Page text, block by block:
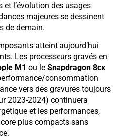
l’évolution des usages
majeures se dessinent
de demain.
atteint aujourd’hui
Les processeurs gravés en
M1 ou le Snapdragon 8cx
consommation
vers des gravures toujours
2023-2024) continuera
et les performances,
plus compacts sans